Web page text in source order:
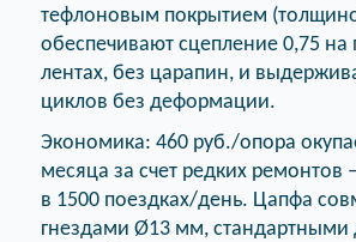
тефлоновым покрытием
обеспечивают сцепление 0,75 на
лентах, без царапин, и
циклов без деформации.
Экономика: 460 руб./опора
месяца за счет редких ремонтов
в 1500 поездках/день. Цапфа
гнездами Ø13 мм, стандартными